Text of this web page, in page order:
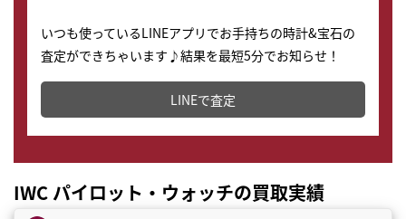
いつも使っているLINEアプリでお手持ちの時計&宝石の
査定ができちゃいます♪結果を最短5分でお知らせ！
どこからでもすぐに査定金額を知ることが出来ます。
LINEで査定
IWC パイロット・ウォッチの買取実績